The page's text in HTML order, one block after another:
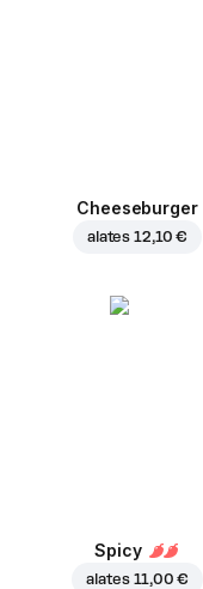
Cheeseburger
alates 12,10 €
Spicy
alates 11,00 €